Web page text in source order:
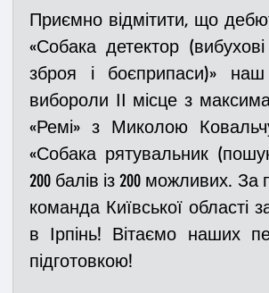
Приємно відмітити, що
«Собака детектор
зброя і боєприпаси)»
вибороли ІІ місце з
«Ремі» з Миколою
«Собака рятувальник
200 балів із 200 можливих. За
команда Київської області
в Ірпінь! Вітаємо наших
підготовкою!